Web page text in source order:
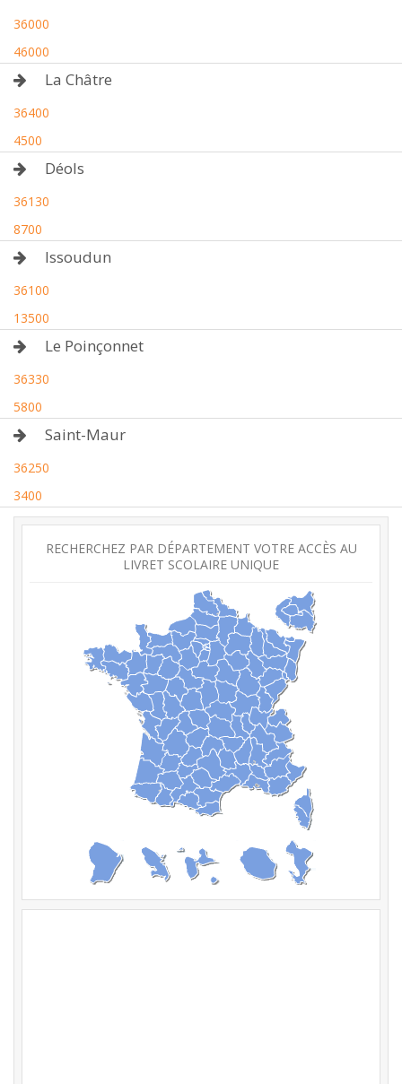
36000
46000
La Châtre
36400
4500
Déols
36130
8700
Issoudun
36100
13500
Le Poinçonnet
36330
5800
Saint-Maur
36250
3400
RECHERCHEZ PAR DÉPARTEMENT VOTRE ACCÈS AU
LIVRET SCOLAIRE UNIQUE